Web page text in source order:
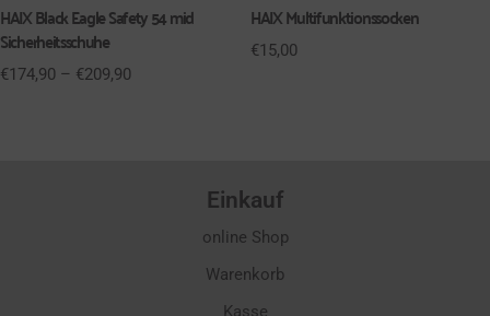
HAIX Black Eagle Safety 54 mid
Sicherheitsschuhe
€174,90 – €209,90
HAIX Multifunktionssocken
€15,00
Einkauf
online Shop
Warenkorb
Kasse